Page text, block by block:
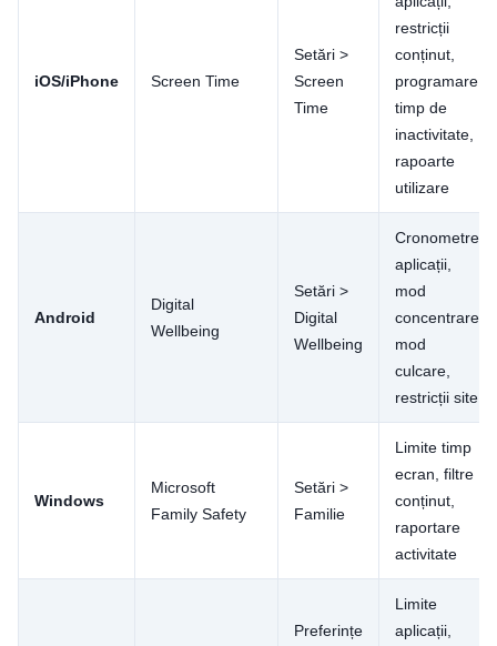
iOS/iPhone Screen Time
Setări >
Screen
Time
restricții
conținut,
programare
timp de
inactivitate,
rapoarte
utilizare
Android
Digital
Wellbeing
Setări >
Digital
Wellbeing
Cronometre
aplicații,
mod
concentrare,
mod
culcare,
restricții site
Windows
Microsoft
Family Safety
Setări >
Familie
Limite timp
ecran, filtre
conținut,
raportare
activitate
Preferințe
Limite
aplicații,